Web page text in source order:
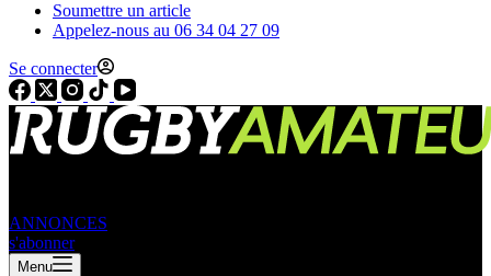
Soumettre un article
Appelez-nous au 06 34 04 27 09
Se connecter
ANNONCES
s'abonner
Menu